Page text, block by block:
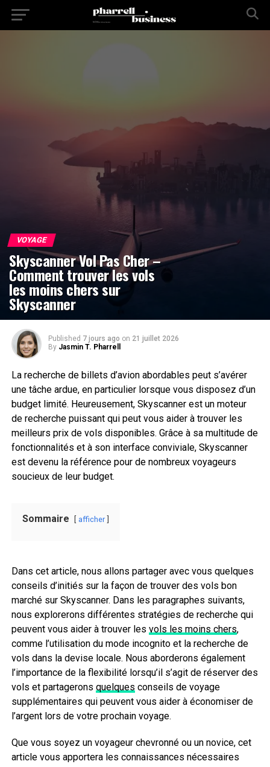
VOYAGE
Skyscanner Vol Pas Cher –
Comment trouver les vols
les moins chers sur
Skyscanner
Published 7 jours ago on 21 juillet 2026
By Jasmin T. Pharrell
La recherche de billets d’avion abordables peut s’avérer
une tâche ardue, en particulier lorsque vous disposez d’un
budget limité. Heureusement, Skyscanner est un moteur
de recherche puissant qui peut vous aider à trouver les
meilleurs prix de vols disponibles. Grâce à sa multitude de
fonctionnalités et à son interface conviviale, Skyscanner
est devenu la référence pour de nombreux voyageurs
soucieux de leur budget.
Sommaire afficher
Dans cet article, nous allons partager avec vous quelques
conseils d’initiés sur la façon de trouver des vols bon
marché sur Skyscanner. Dans les paragraphes suivants,
nous explorerons différentes stratégies de recherche qui
peuvent vous aider à trouver les vols les moins chers,
comme l’utilisation du mode incognito et la recherche de
vols dans la devise locale. Nous aborderons également
l’importance de la flexibilité lorsqu’il s’agit de réserver des
vols et partagerons quelques conseils de voyage
supplémentaires qui peuvent vous aider à économiser de
l’argent lors de votre prochain voyage.
Que vous soyez un voyageur chevronné ou un novice, cet
article vous apportera les connaissances nécessaires